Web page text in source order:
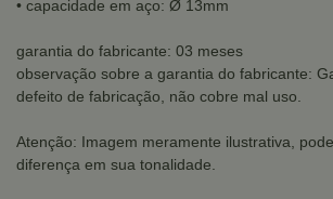
• capacidade em aço: Ø 13mm
garantia do fabricante: 03 meses
observação sobre a garantia do fabricante:
defeito de fabricação, não cobre mal uso.
Atenção: Imagem meramente ilustrativa,
diferença em sua tonalidade.